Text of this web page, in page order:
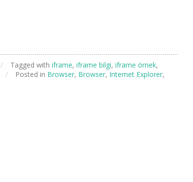
/ Tagged with iframe, iframe bilgi, iframe örnek,
/ Posted in Browser, Browser, Internet Explorer,